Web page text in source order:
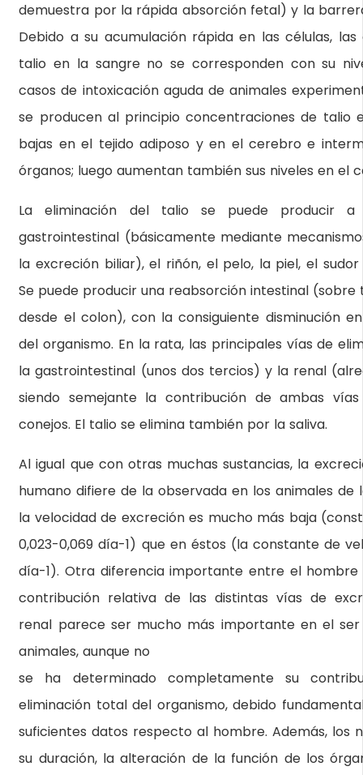
demuestra por la rápida absorción fetal) y la
Debido a su acumulación rápida en las células,
talio en la sangre no se corresponden con su
casos de intoxicación aguda de animales
se producen al principio concentraciones de talio
bajas en el tejido adiposo y en el cerebro e
órganos; luego aumentan también sus niveles en el
La eliminación del talio se puede producir
gastrointestinal (básicamente mediante
la excreción biliar), el riñón, el pelo, la piel, el
Se puede producir una reabsorción intestinal (sobre
desde el colon), con la consiguiente disminución
del organismo. En la rata, las principales vías de
la gastrointestinal (unos dos tercios) y la renal
siendo semejante la contribución de ambas
conejos. El talio se elimina también por la saliva.
Al igual que con otras muchas sustancias, la
humano difiere de la observada en los animales de
la velocidad de excreción es mucho más baja
0,023-0,069 día-1) que en éstos (la constante de
día-1). Otra diferencia importante entre el hombre
contribución relativa de las distintas vías de
renal parece ser mucho más importante en el
animales, aunque no
se ha determinado completamente su
eliminación total del organismo, debido
suficientes datos respecto al hombre. Además, los
su duración, la alteración de la función de los